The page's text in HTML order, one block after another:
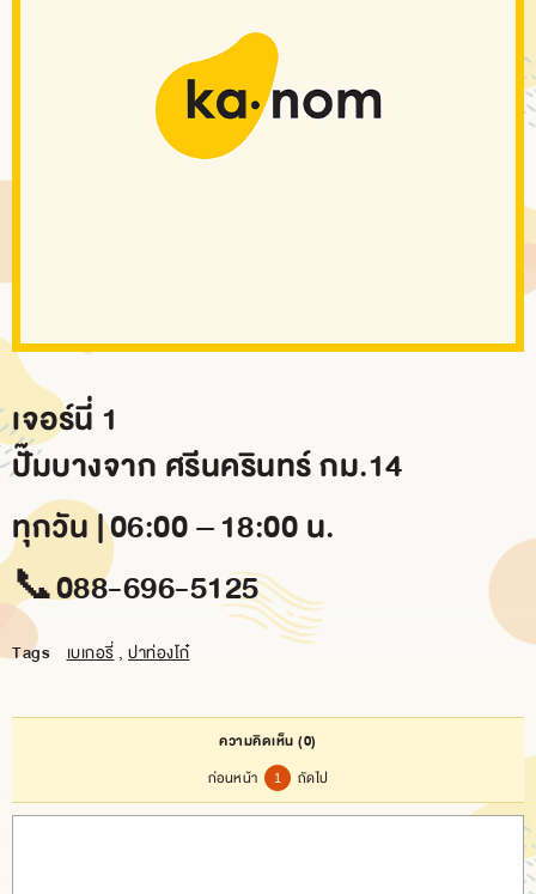
เจอร์นี่ 1
ปั๊มบางจาก ศรีนครินทร์ กม.14
ทุกวัน | 06:00 – 18:00 น.
📞088-696-5125
Tags เบเกอรี่ , ปาท่องโก๋
ความคิดเห็น(0)
ก่อนหน้า 1 ถัดไป